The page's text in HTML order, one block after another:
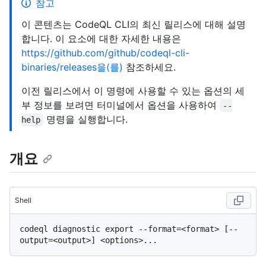
참고
이 콘텐츠는 CodeQL CLI의 최신 릴리스에 대해 설명
합니다. 이 요소에 대한 자세한 내용은
https://github.com/github/codeql-cli-
binaries/releases을(를) 참조하세요.
이전 릴리스에서 이 명령에 사용할 수 있는 옵션의 세
부 정보를 보려면 터미널에서 옵션을 사용하여
--
help
명령을 실행합니다.
개요
Shell
codeql diagnostic export --format=<format> [--